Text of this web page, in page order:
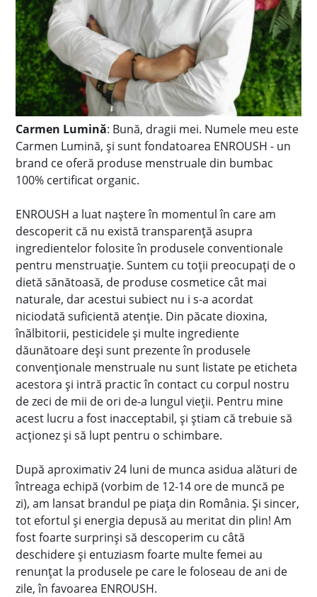
Carmen Lumină: Bună, dragii mei. Numele meu este
Carmen Lumină, și sunt fondatoarea ENROUSH - un
brand ce oferă produse menstruale din bumbac
100% certificat organic.
ENROUSH a luat naștere în momentul în care am
descoperit că nu există transparență asupra
ingredientelor folosite în produsele conventionale
pentru menstruație. Suntem cu toții preocupați de o
dietă sănătoasă, de produse cosmetice cât mai
naturale, dar acestui subiect nu i s-a acordat
niciodată suficientă atenție. Din păcate dioxina,
înălbitorii, pesticidele și multe ingrediente
dăunătoare deși sunt prezente în produsele
convenționale menstruale nu sunt listate pe eticheta
acestora și intră practic în contact cu corpul nostru
de zeci de mii de ori de-a lungul vieții. Pentru mine
acest lucru a fost inacceptabil, și știam că trebuie să
acționez și să lupt pentru o schimbare.
După aproximativ 24 luni de munca asidua alături de
întreaga echipă (vorbim de 12-14 ore de muncă pe
zi), am lansat brandul pe piața din România. Și sincer,
tot efortul și energia depusă au meritat din plin! Am
fost foarte surprinși să descoperim cu câtă
deschidere și entuziasm foarte multe femei au
renunțat la produsele pe care le foloseau de ani de
zile, în favoarea ENROUSH.